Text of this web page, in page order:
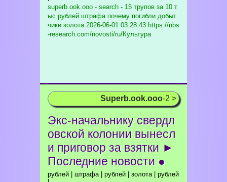
superb.ook.ooo - search - 15 трупов за 10 т
ыс рублей штрафа почему погибли добыт
чики золота2026-06-01 03:28:43 https://nbs
-research.com/novosti/ru/Культура
Superb.ook.ooo-2 >
Экс-начальнику свердл
овской колонии вынесл
и приговор за взятки ►
Последние новости ●
рублей | штрафа | рублей | золота | рублей